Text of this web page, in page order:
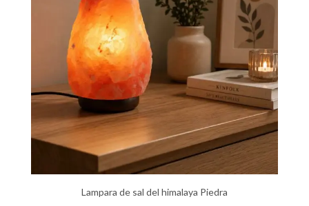
Lampara de sal del himalaya Piedra